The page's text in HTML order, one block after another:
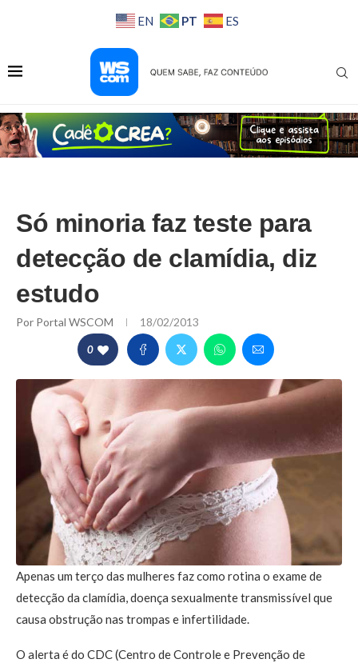
EN PT ES
Só minoria faz teste para
detecção de clamídia, diz
estudo
Por Portal WSCOM 18/02/2013
0
Apenas um terço das mulheres faz como rotina o exame de
detecção da clamídia, doença sexualmente transmissível que
causa obstrução nas trompas e infertilidade.
O alerta é do CDC (Centro de Controle e Prevenção de